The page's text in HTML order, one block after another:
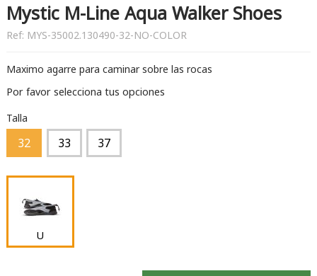
Mystic M-Line Aqua Walker Shoes
Ref: MYS-35002.130490-32-NO-COLOR
Maximo agarre para caminar sobre las rocas
Por favor selecciona tus opciones
Talla
32 33 37
U